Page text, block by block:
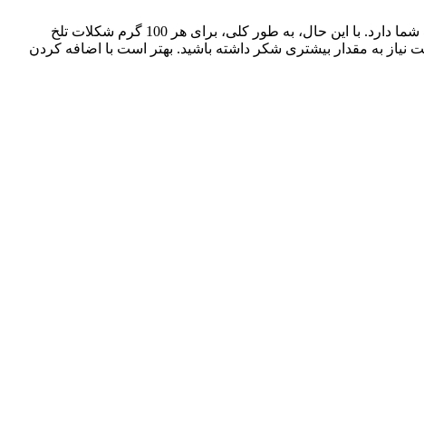
میزان شکری که به دسر باید اضافه کنید تا تلخی شکلات تلخ را کم کنید، بستگی به نوع شکلات تلخی که استفاده می‌کنید و همچنین سلیقه شما دارد. با این حال، به طور کلی، برای هر 100 گرم شکلات تلخ
نیاز به مقدار بیشتری شکر داشته باشید. بهتر است با اضافه کردن